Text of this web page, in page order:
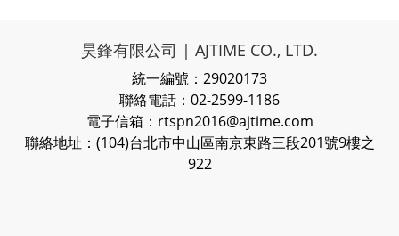
昊鋒有限公司 | AJTIME CO., LTD.
統一編號：29020173
聯絡電話：02-2599-1186
電子信箱：rtspn2016@ajtime.com
聯絡地址：(104)台北市中山區南京東路三段201號9樓之
922